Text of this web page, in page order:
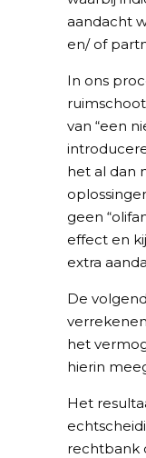
aandacht
en/ of
In ons
van “een
het al dan
geen
effect en
extra
De
het
hierin
Het
rechtbank